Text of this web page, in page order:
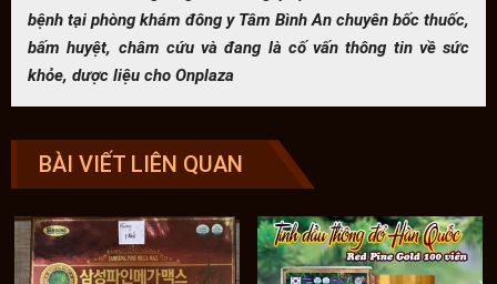
bệnh tại phòng khám đông y Tâm Bình An chuyên bốc thuốc,
bấm huyệt, châm cứu và đang là cố vấn thông tin về sức
khỏe, dược liệu cho Onplaza
BÀI VIẾT LIÊN QUAN